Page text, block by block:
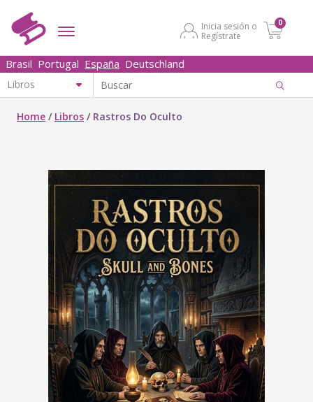
Inicia sesión o
Regístrate
0
Brasil Portugal España Deutschland
Home / Libros / Rastros Do Oculto